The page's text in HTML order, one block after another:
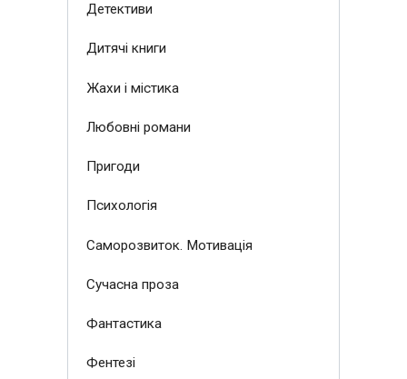
Детективи
Дитячі книги
Жахи і містика
Любовні романи
Пригоди
Психологія
Саморозвиток. Мотивація
Сучасна проза
Фантастика
Фентезі